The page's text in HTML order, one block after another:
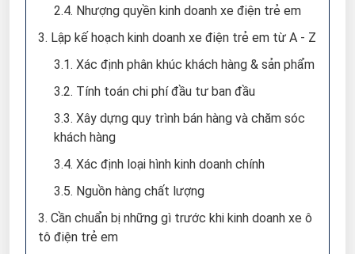
2.4. Nhượng quyền kinh doanh xe điện trẻ em
3. Lập kế hoạch kinh doanh xe điện trẻ em từ A - Z
3.1. Xác định phân khúc khách hàng & sản phẩm
3.2. Tính toán chi phí đầu tư ban đầu
3.3. Xây dựng quy trình bán hàng và chăm sóc
khách hàng
3.4. Xác định loại hình kinh doanh chính
3.5. Nguồn hàng chất lượng
3. Cần chuẩn bị những gì trước khi kinh doanh xe ô
tô điện trẻ em